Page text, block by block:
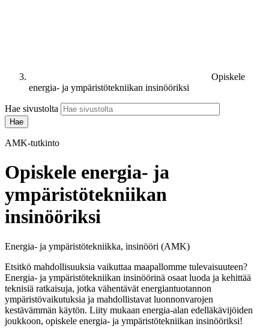
Opiskele
energia- ja ympäristötekniikan insinööriksi
Hae sivustolta
AMK-tutkinto
Opiskele energia- ja
ympäristötekniikan
insinööriksi
Energia- ja ympäristötekniikka, insinööri (AMK)
Etsitkö mahdollisuuksia vaikuttaa maapallomme tulevaisuuteen?
Energia- ja ympäristötekniikan insinöörinä osaat luoda ja kehittää
teknisiä ratkaisuja, jotka vähentävät energiantuotannon
ympäristövaikutuksia ja mahdollistavat luonnonvarojen
kestävämmän käytön. Liity mukaan energia-alan edelläkävijöiden
joukkoon, opiskele energia- ja ympäristötekniikan insinööriksi!